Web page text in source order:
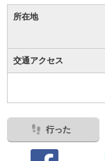
所在地
交通アクセス
行った